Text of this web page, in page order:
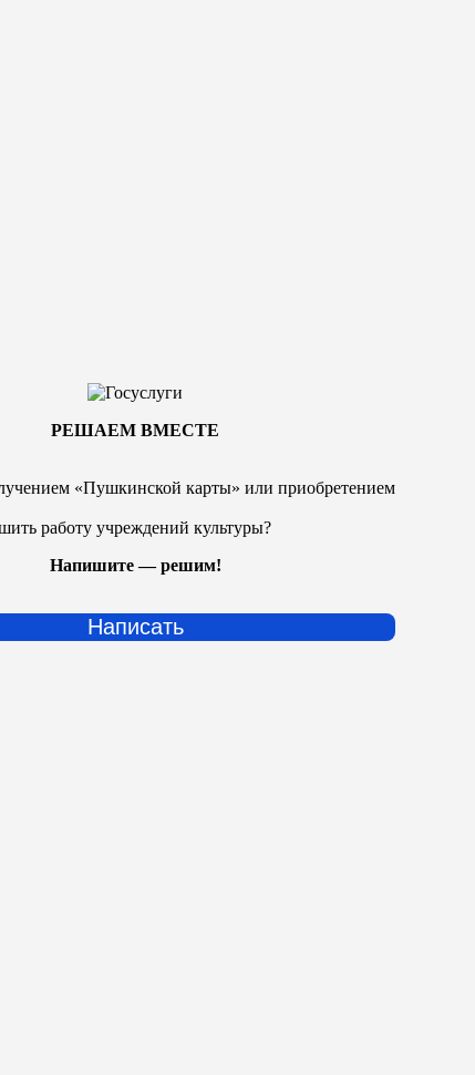
РЕШАЕМ ВМЕСТЕ
«Пушкинской карты» или приобретением
работу учреждений культуры?
Напишите — решим!
Написать